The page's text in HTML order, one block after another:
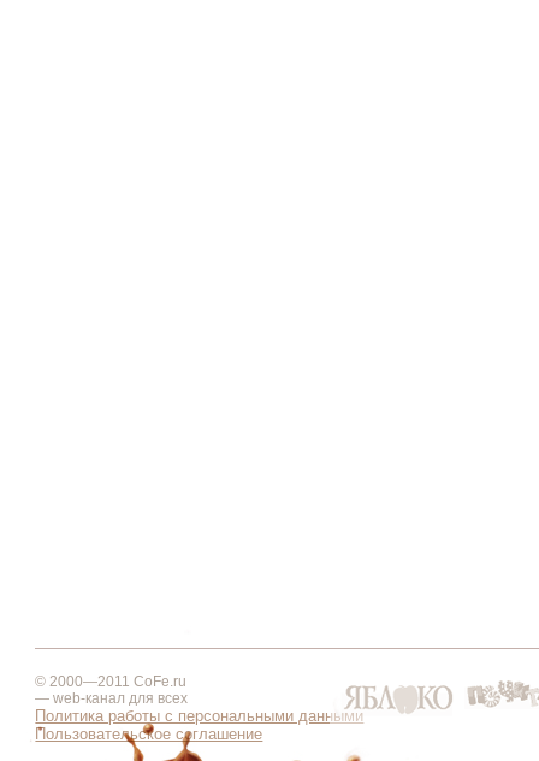
© 2000—2011 CoFe.ru
— web-канал для всех
Политика работы с персональными данными
Пользовательское соглашение